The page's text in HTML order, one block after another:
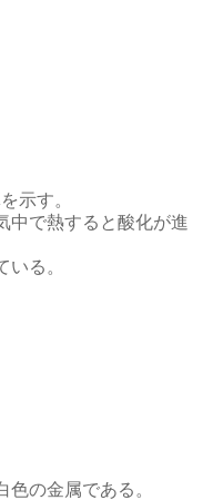
示す。
中で熱すると酸化が進
る。
の金属である。